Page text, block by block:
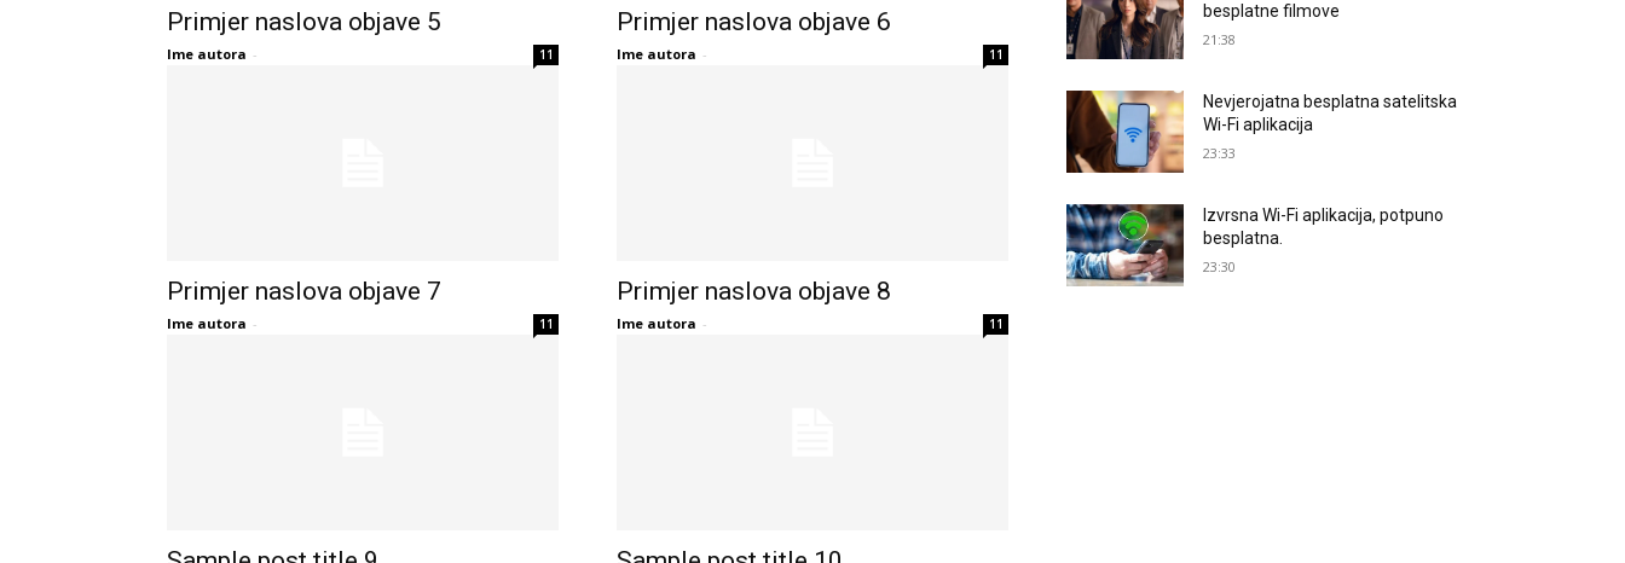
Primjer naslova objave 5
Ime autora - 11
Primjer naslova objave 6
Ime autora - 11
Primjer naslova objave 7
Ime autora - 11
Primjer naslova objave 8
Ime autora - 11
besplatne filmove
21:38
Nevjerojatna besplatna satelitska
Wi-Fi aplikacija
23:33
Izvrsna Wi-Fi aplikacija, potpuno
besplatna.
23:30